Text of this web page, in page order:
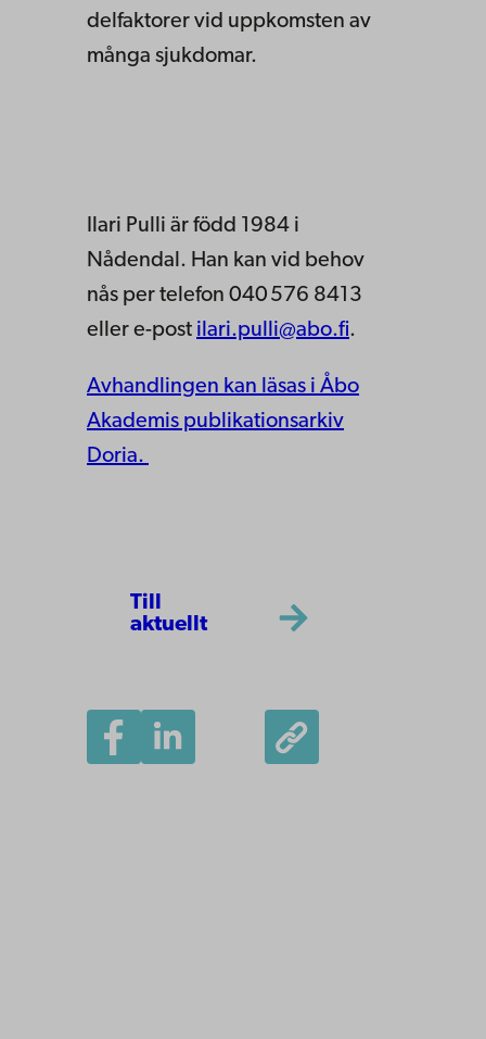
delfaktorer vid uppkomsten av
många sjukdomar.
Ilari Pulli är född 1984 i
Nådendal. Han kan vid behov
nås per telefon 040 576 8413
eller e-post ilari.pulli@abo.fi.
Avhandlingen kan läsas i Åbo
Akademis publikationsarkiv
Doria.
Till
aktuellt